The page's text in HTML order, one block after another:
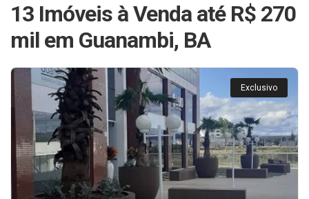
13 Imóveis à Venda até R$ 270
mil em Guanambi, BA
Exclusivo